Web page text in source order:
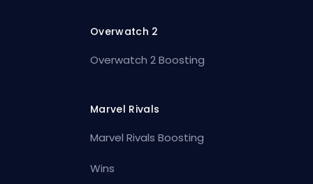
Overwatch 2
Overwatch 2 Boosting
Marvel Rivals
Marvel Rivals Boosting
Wins